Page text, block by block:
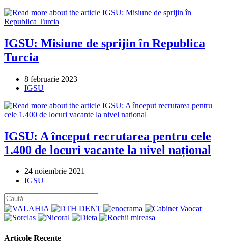
IGSU: Misiune de sprijin în Republica
Turcia
Post
published:
8 februarie 2023
Post
IGSU
IGSU: A început recrutarea pentru cele
1.400 de locuri vacante la nivel național
Post
published:
24 noiembrie 2021
Post
IGSU
Articole Recente